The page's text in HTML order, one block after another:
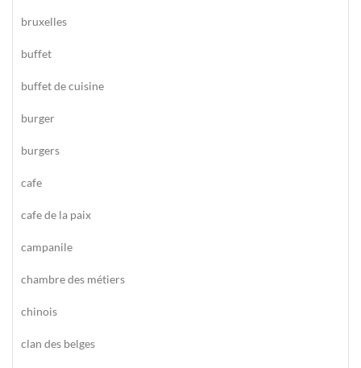
bruxelles
buffet
buffet de cuisine
burger
burgers
cafe
cafe de la paix
campanile
chambre des métiers
chinois
clan des belges